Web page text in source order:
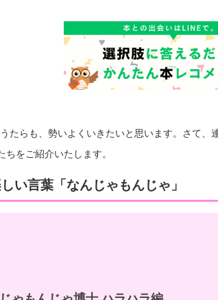
たらも、勢いよくいきたいと思います。さて、
をご紹介いたします。
い言葉「なんじゃもんじゃ」